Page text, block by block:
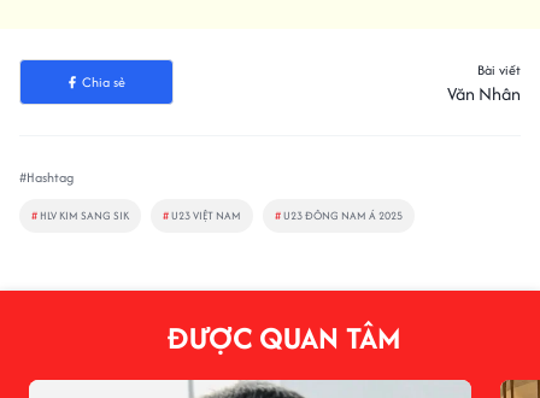
Chia sẻ
Bài viết
Văn Nhân
#Hashtag
# HLV KIM SANG SIK #U23 VIỆT NAM #U23 ĐÔNG NAM Á 2025
ĐƯỢC QUAN TÂM